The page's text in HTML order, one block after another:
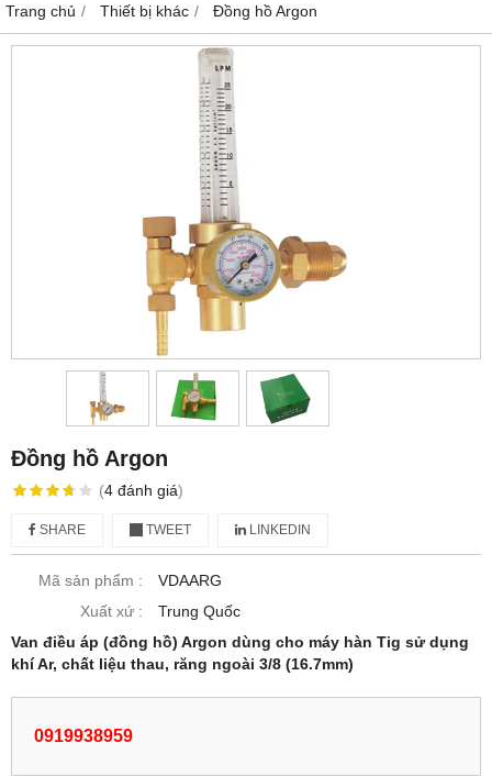
Trang chủ Thiết bị khác Đồng hồ Argon
Đồng hồ Argon
(4 đánh giá)
SHARE TWEET LINKEDIN
Mã sản phẩm :
VDAARG
Xuất xứ :
Trung Quốc
Van điều áp (đồng hồ) Argon dùng cho máy hàn Tig sử dụng
khí Ar, chất liệu thau, răng ngoài 3/8 (16.7mm)
0919938959